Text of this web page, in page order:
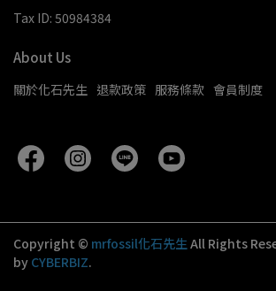
Tax ID: 50984384
About Us
關於化石先生 退款政策 服務條款 會員制度
Copyright © mrfossil化石先生All Rights
by CYBERBIZ.